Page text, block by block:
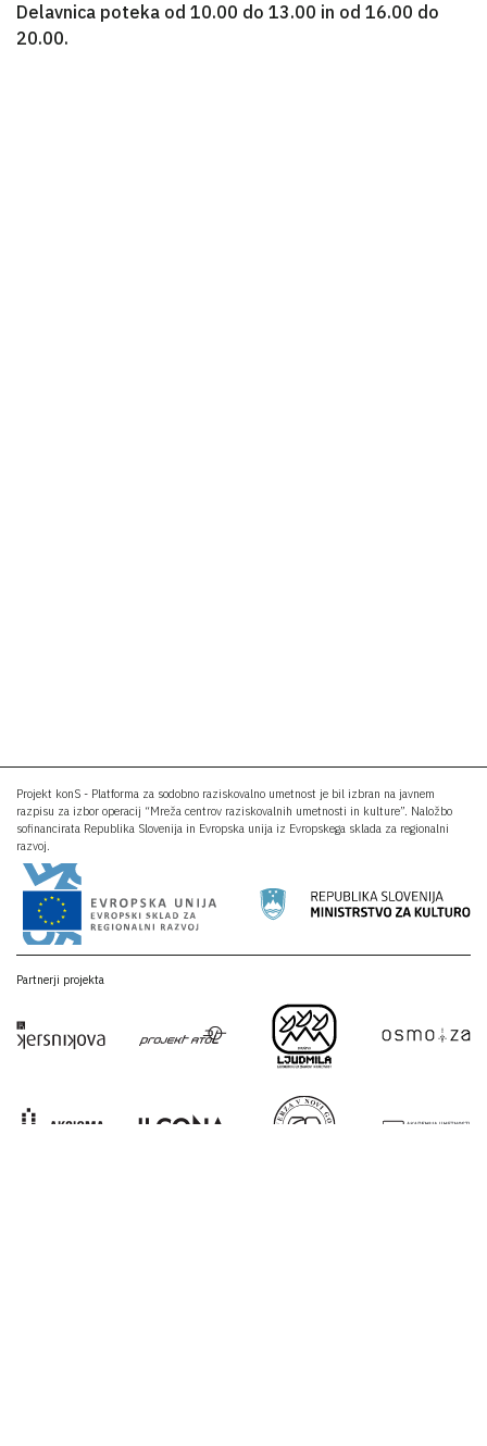
Delavnica poteka od 10.00 do 13.00 in od 16.00 do
20.00.
Projekt konS - Platforma za sodobno raziskovalno umetnost je bil izbran na javnem
razpisu za izbor operacij “Mreža centrov raziskovalnih umetnosti in kulture”. Naložbo
sofinancirata Republika Slovenija in Evropska unija iz Evropskega sklada za regionalni
razvoj.
Partnerji projekta